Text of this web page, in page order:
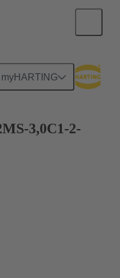
myHARTING
カード接続
3,0C1-2-